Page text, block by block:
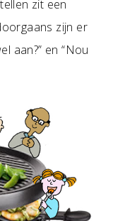
zit een
zijn er
aan?” en “Nou